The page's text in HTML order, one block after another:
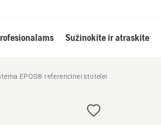
Sužinokite ir atraskite
EPOS® referencinei stotelei